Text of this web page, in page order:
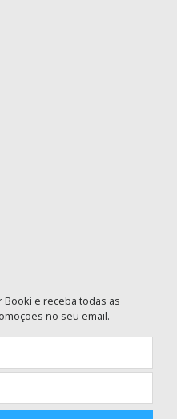
Booki e receba todas as
no seu email.